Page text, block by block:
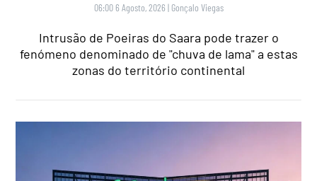
06:00 6 Agosto, 2026 | Gonçalo Viegas
Intrusão de Poeiras do Saara pode trazer o
fenómeno denominado de "chuva de lama" a estas
zonas do território continental